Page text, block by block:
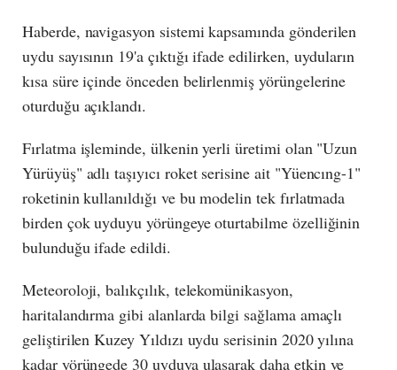
Haberde, navigasyon sistemi kapsamında gönderilen
uydu sayısının 19'a çıktığı ifade edilirken, uyduların
kısa süre içinde önceden belirlenmiş yörüngelerine
oturduğu açıklandı.
Fırlatma işleminde, ülkenin yerli üretimi olan "Uzun
Yürüyüş" adlı taşıyıcı roket serisine ait "Yüencıng-1"
roketinin kullanıldığı ve bu modelin tek fırlatmada
birden çok uyduyu yörüngeye oturtabilme özelliğinin
bulunduğu ifade edildi.
Meteoroloji, balıkçılık, telekomünikasyon,
haritalandırma gibi alanlarda bilgi sağlama amaçlı
geliştirilen Kuzey Yıldızı uydu serisinin 2020 yılına
kadar yörüngede 30 uyduya ulaşarak daha etkin ve